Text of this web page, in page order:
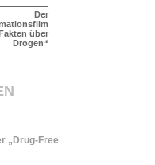
Der
über
Drogen“
„Drug-Free